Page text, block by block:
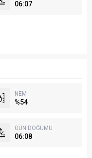
06:07
NEM
%54
GÜN DOĞUMU
06:08